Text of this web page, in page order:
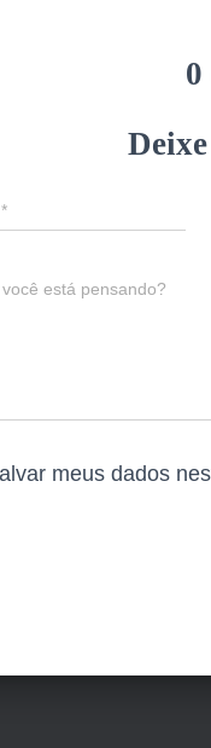
0
*
está pensando?
meus dados